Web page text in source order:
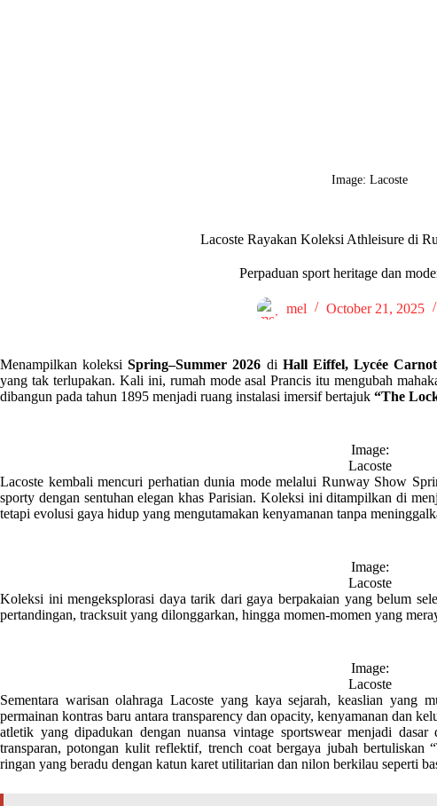
Image: Lacoste
Lacoste Rayakan Koleksi Athleisure di
Perpaduan sport heritage dan
mel October 21, 2025
Menampilkan koleksiSpring–Summer 2026 di Hall Eiffel, Lycée Carnot
yang tak terlupakan. Kali ini, rumah mode asal Prancis itu mengubah
dibangun pada tahun 1895 menjadi ruang instalasi imersif bertajuk “The
Image:
Lacoste
Lacoste kembali mencuri perhatian dunia mode melalui Runway Show
sporty dengan sentuhan elegan khas Parisian. Koleksi ini ditampilkan di
tetapi evolusi gaya hidup yang mengutamakan kenyamanan tanpa
Image:
Lacoste
Koleksi ini mengeksplorasi daya tarik dari gaya berpakaian yang belum
pertandingan, tracksuit yang dilonggarkan, hingga momen-momen yang
Image:
Lacoste
Sementara warisan olahraga Lacoste yang kaya sejarah, keaslian yang
permainan kontras baru antara transparency dan opacity, kenyamanan dan
atletik yang dipadukan dengan nuansa vintage sportswear menjadi
transparan, potongan kulit reflektif, trench coat bergaya jubah bertuliskan
ringan yang beradu dengan katun karet utilitarian dan nilon berkilau seperti